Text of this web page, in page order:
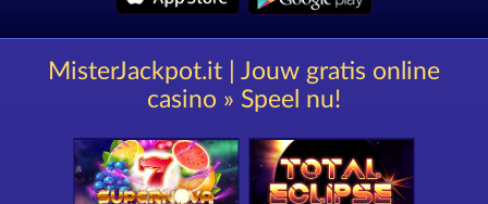
MisterJackpot.it | Jouw gratis online
casino » Speel nu!